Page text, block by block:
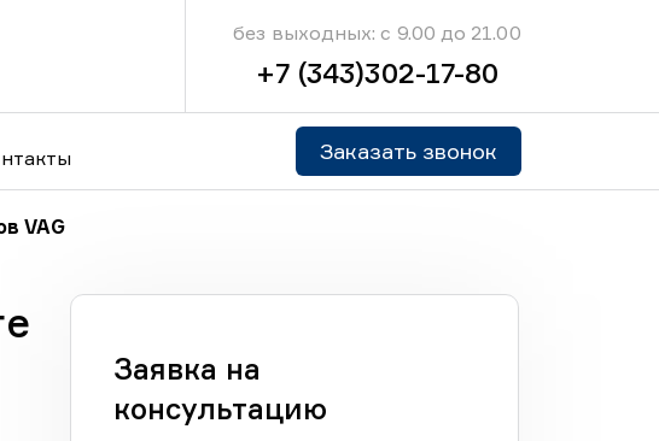
без выходных: с 9.00 до 21.00
+7 (343)302-17-80
Заказать звонок
VAG
Заявка на
консультацию